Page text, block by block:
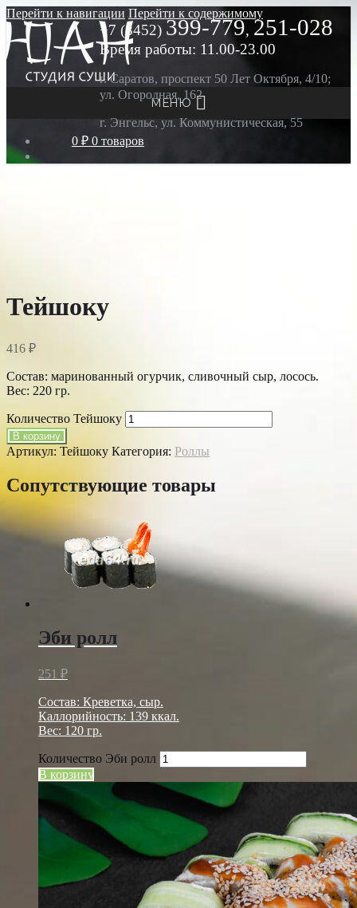
Перейти к навигации Перейти к содержимому
МЕНЮ
0 ₽ 0 товаров
+7 (8452) 399-779, 251-028
Время работы: 11.00-23.00
г. Саратов, проспект 50 Лет Октября, 4/10;
ул. Огородная, 162
г. Энгельс, ул. Коммунистическая, 55
Тейшоку
416 ₽
Состав: маринованный огурчик, сливочный сыр, лосось.
Вес: 220 гр.
Количество Тейшоку
В корзину
Артикул: Тейшоку Категория: Роллы
Сопутствующие товары
Эби ролл
251 ₽
Состав: Креветка, сыр.
Каллорийность: 139 ккал.
Вес: 120 гр.
Количество Эби ролл
В корзину